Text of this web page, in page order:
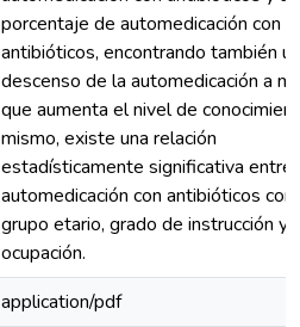
porcentaje de automedicación con
antibióticos, encontrando también un
descenso de la automedicación a
que aumenta el nivel de
mismo, existe una relación
estadísticamente significativa entre
automedicación con antibióticos con
grupo etario, grado de instrucción y
ocupación.
application/pdf